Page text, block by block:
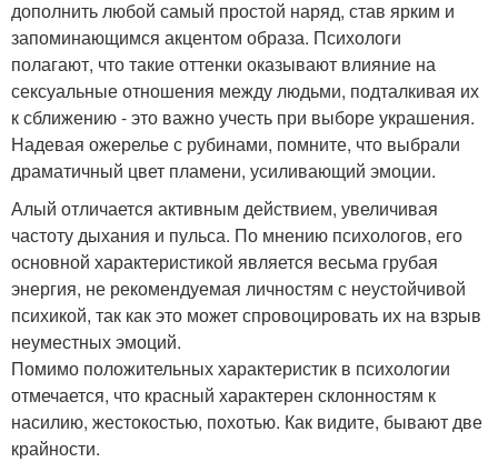
дополнить любой самый простой наряд, став ярким и
запоминающимся акцентом образа. Психологи
полагают, что такие оттенки оказывают влияние на
сексуальные отношения между людьми, подталкивая их
к сближению - это важно учесть при выборе украшения.
Надевая ожерелье с рубинами, помните, что выбрали
драматичный цвет пламени, усиливающий эмоции.
Алый отличается активным действием, увеличивая
частоту дыхания и пульса. По мнению психологов, его
основной характеристикой является весьма грубая
энергия, не рекомендуемая личностям с неустойчивой
психикой, так как это может спровоцировать их на взрыв
неуместных эмоций.
Помимо положительных характеристик в психологии
отмечается, что красный характерен склонностям к
насилию, жестокостью, похотью. Как видите, бывают две
крайности.